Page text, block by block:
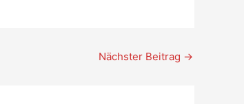
Nächster Beitrag →